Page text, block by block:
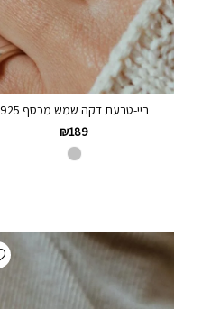
ריי-טבעת דקה שמש מכסף 925
₪189